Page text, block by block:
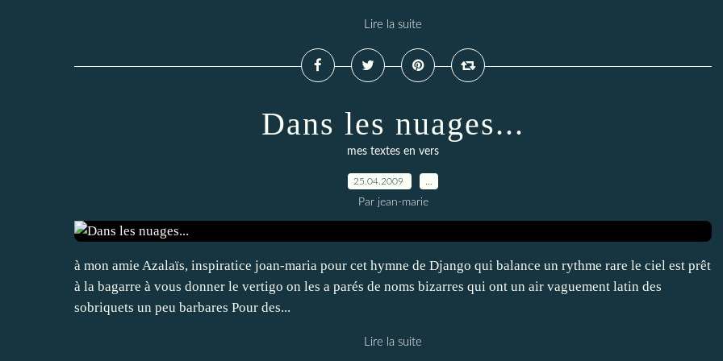
Lire la suite
Dans les nuages...
mes textes en vers
25.04.2009
Par jean-marie
à mon amie Azalaïs, inspiratice joan-maria pour cet hymne de Django qui balance un rythme rare le ciel est prêt
à la bagarre à vous donner le vertigo on les a parés de noms bizarres qui ont un air vaguement latin des
sobriquets un peu barbares Pour des...
Lire la suite